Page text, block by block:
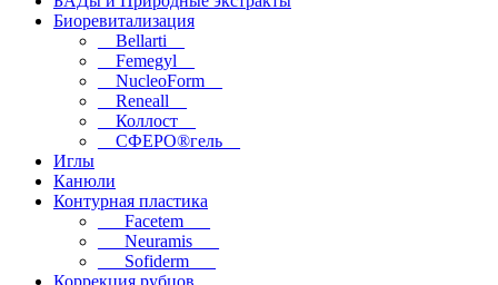
Биоревитализация
__Bellarti__
__Femegyl__
__NucleoForm__
__Reneall__
__Коллост__
__СФЕРО®гель__
Иглы
Канюли
Контурная пластика
___Facetem___
___Neuramis___
___Sofiderm___